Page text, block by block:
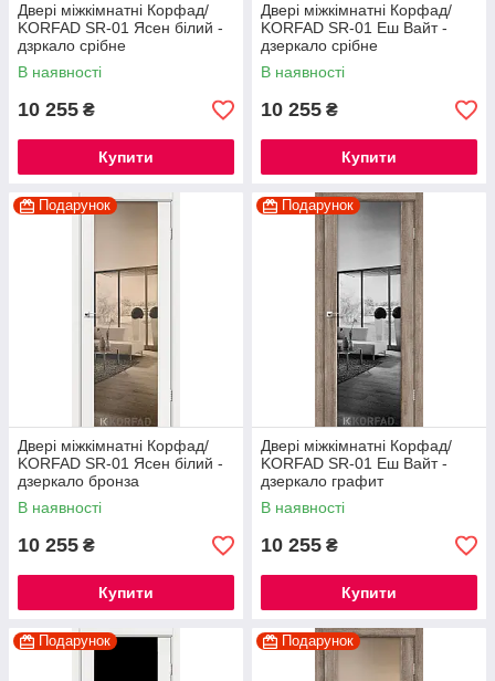
Двері міжкімнатні Корфад/
KORFAD SR-01 Ясен білий -
дзркало срібне
В наявності
10 255 ₴
Купити
Двері міжкімнатні Корфад/
KORFAD SR-01 Еш Вайт -
дзеркало срібне
В наявності
10 255 ₴
Купити
Подарунок
Двері міжкімнатні Корфад/
KORFAD SR-01 Ясен білий -
дзеркало бронза
В наявності
10 255 ₴
Купити
Подарунок
Двері міжкімнатні Корфад/
KORFAD SR-01 Еш Вайт -
дзеркало графит
В наявності
10 255 ₴
Купити
Подарунок Подарунок